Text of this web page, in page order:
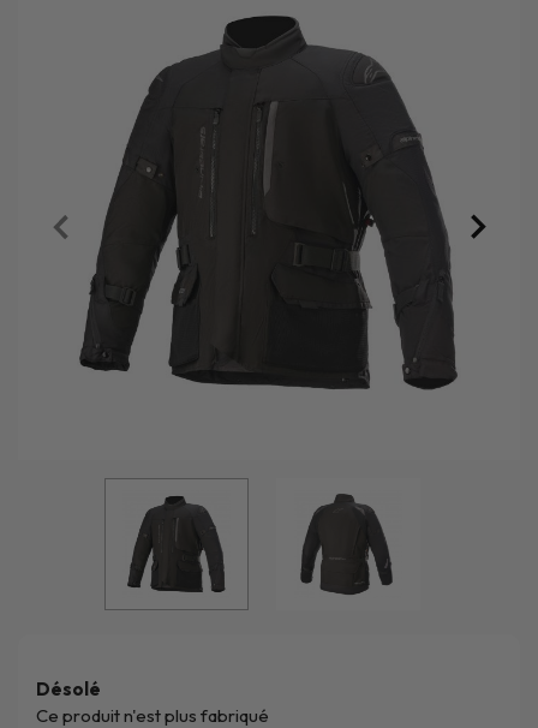
Désolé
Ce produit n'est plus fabriqué